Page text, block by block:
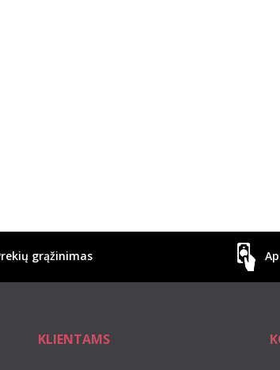
grąžinimas
KLIENTAMS